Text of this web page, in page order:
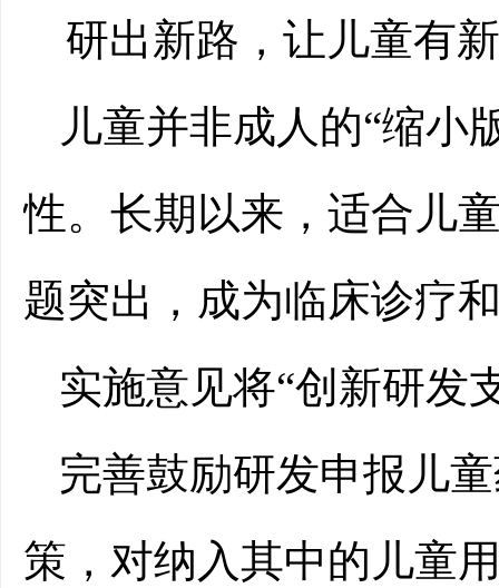
研出新路，让儿童有
儿童并非成人的“缩小
性。长期以来，适合儿
题突出，成为临床诊疗
实施意见将“创新研发
完善鼓励研发申报儿
策，对纳入其中的儿童